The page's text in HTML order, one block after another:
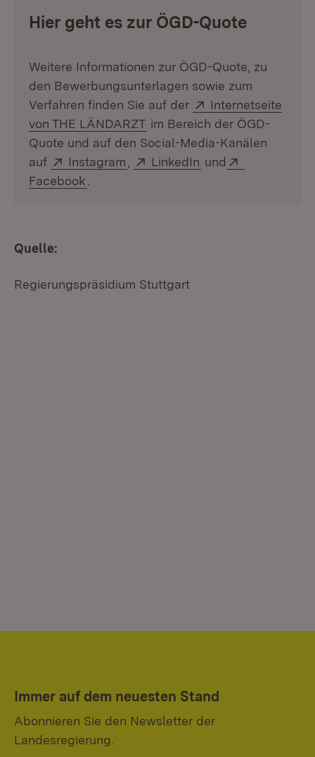
Hier geht es zur ÖGD-Quote
Weitere Informationen zur ÖGD-Quote, zu
den Bewerbungsunterlagen sowie zum
Verfahren finden Sie auf der
Extern:
Internetseite
von THE LÄNDARZT (Öffnet in neuem Fenster)
im Bereich der ÖGD-
Quote und auf den Social-Media-Kanälen
auf
Extern:
Instagram (Öffnet in neuem Fenster)
Extern:
LinkedIn (Öffnet in neuem
und
Facebook
Quelle:
Regierungspräsidium Stuttgart
Immer auf dem neuesten Stand
Abonnieren Sie den Newsletter der
Landesregierung.